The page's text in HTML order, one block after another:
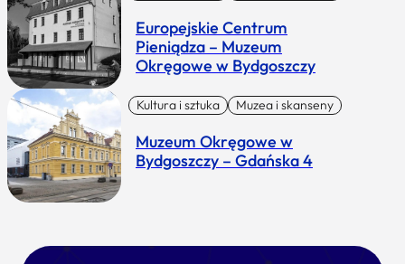
Europejskie Centrum
Pieniądza – Muzeum
Okręgowe w Bydgoszczy
Kultura i sztuka Muzea i skanseny
Muzeum Okręgowe w
Bydgoszczy – Gdańska 4